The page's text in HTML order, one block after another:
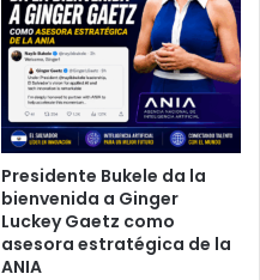
Presidente Bukele da la
bienvenida a Ginger
Luckey Gaetz como
asesora estratégica de la
ANIA